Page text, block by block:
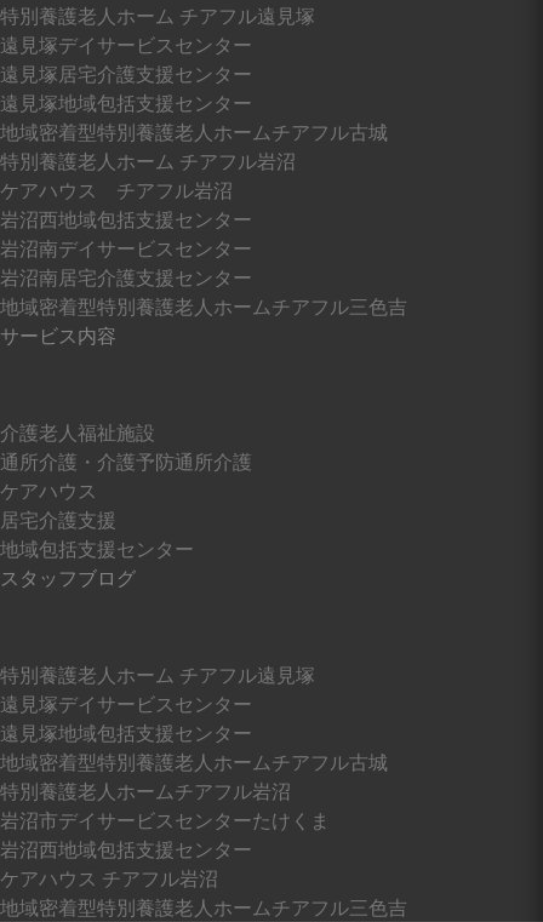
特別養護老人ホーム チアフル遠見塚
遠見塚デイサービスセンター
遠見塚居宅介護支援センター
遠見塚地域包括支援センター
地域密着型特別養護老人ホームチアフル古城
特別養護老人ホーム チアフル岩沼
ケアハウス チアフル岩沼
岩沼西地域包括支援センター
岩沼南デイサービスセンター
岩沼南居宅介護支援センター
地域密着型特別養護老人ホームチアフル三色吉
サービス内容
介護老人福祉施設
通所介護・介護予防通所介護
ケアハウス
居宅介護支援
地域包括支援センター
スタッフブログ
特別養護老人ホーム チアフル遠見塚
遠見塚デイサービスセンター
遠見塚地域包括支援センター
地域密着型特別養護老人ホームチアフル古城
特別養護老人ホームチアフル岩沼
岩沼市デイサービスセンターたけくま
岩沼西地域包括支援センター
ケアハウス チアフル岩沼
地域密着型特別養護老人ホームチアフル三色吉
遠見塚居宅介護支援センター
遠見塚地域包括支援センター
地域密着型特別養護老人ホームチアフル古
城
岩沼南居宅介護支援センター
地域密着型特別養護老人ホームチアフル三
色吉
サービス内容